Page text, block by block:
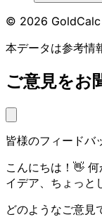
© 2026 GoldCalc
本データは参考情
ご意見をお
皆様のフィードバ
こんにちは！👋
イデア、ちょっと
どのようなご意見